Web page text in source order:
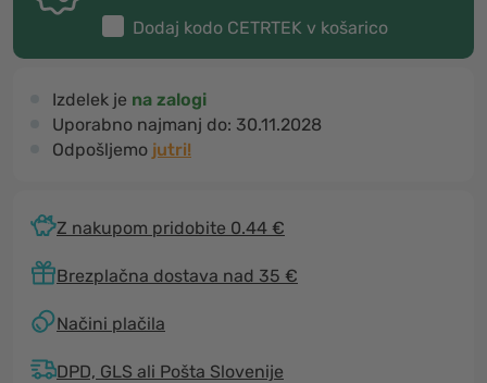
Dodaj kodo CETRTEK v košarico
Izdelek je na zalogi
Uporabno najmanj do: 30.11.2028
Odpošljemo jutri!
Z nakupom pridobite 0.44 €
Brezplačna dostava nad 35 €
Načini plačila
DPD, GLS ali Pošta Slovenije